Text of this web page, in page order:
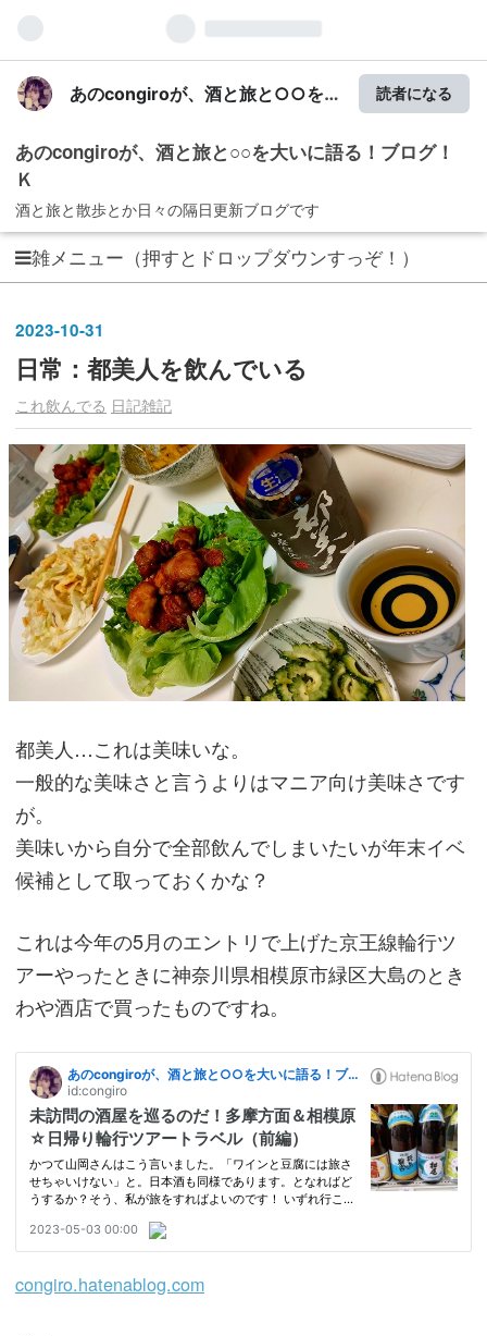
あのcongiroが、酒と旅と○○を大
読者になる
あのcongiroが、酒と旅と○○を大いに語る！ブログ！
Ｋ
酒と旅と散歩とか日々の隔日更新ブログです
雑メニュー（押すとドロップダウンすっぞ！）
2023-10-31
日常：都美人を飲んでいる
これ飲んでる 日記雑記
都美人…これは美味いな。
一般的な美味さと言うよりはマニア向け美味さです
が。
美味いから自分で全部飲んでしまいたいが年末イベ
候補として取っておくかな？
これは今年の5月のエントリで上げた京王線輪行ツ
アーやったときに神奈川県相模原市緑区大島のとき
わや酒店で買ったものですね。
congiro.hatenablog.com